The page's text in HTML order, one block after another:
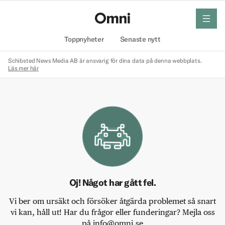
Toppnyheter Senaste nytt
meny
Schibsted News Media AB är ansvarig för dina data på denna webbplats.
Läs mer här
Oj! Något har gått fel.
Vi ber om ursäkt och försöker åtgärda problemet så snart
vi kan, håll ut! Har du frågor eller funderingar? Mejla oss